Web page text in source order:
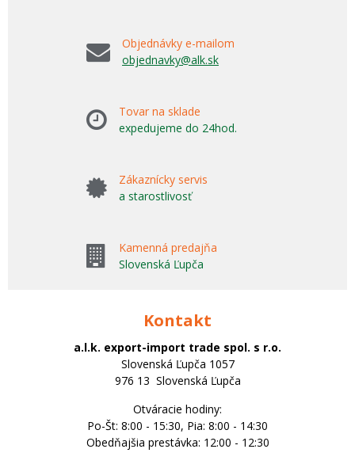
Objednávky e-mailom
objednavky@alk.sk
Tovar na sklade
expedujeme do 24hod.
Zákaznícky servis
a starostlivosť
Kamenná predajňa
Slovenská Ľupča
Kontakt
a.l.k. export-import trade spol. s r.o.
Slovenská Ľupča 1057
976 13 Slovenská Ľupča
Otváracie hodiny:
Po-Št: 8:00 - 15:30, Pia: 8:00 - 14:30
Obedňajšia prestávka: 12:00 - 12:30